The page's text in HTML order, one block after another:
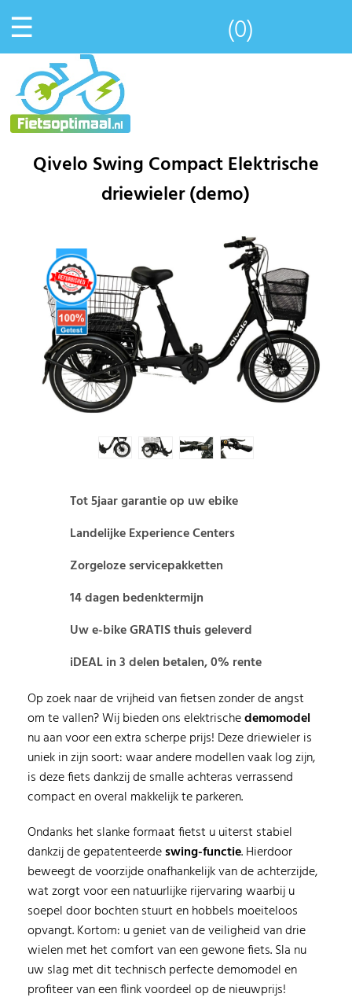
☰ (0)
Qivelo Swing Compact Elektrische
driewieler (demo)
Tot 5jaar garantie op uw ebike
Landelijke Experience Centers
Zorgeloze servicepakketten
14 dagen bedenktermijn
Uw e-bike GRATIS thuis geleverd
iDEAL in 3 delen betalen, 0% rente
Op zoek naar de vrijheid van fietsen zonder de angst
om te vallen? Wij bieden ons elektrischedemomodel
nu aan voor een extra scherpe prijs! Deze driewieler is
uniek in zijn soort: waar andere modellen vaak log zijn,
is deze fiets dankzij de smalle achteras verrassend
compact en overal makkelijk te parkeren.
Ondanks het slanke formaat fietst u uiterst stabiel
dankzij de gepatenteerdeswing-functie. Hierdoor
beweegt de voorzijde onafhankelijk van de achterzijde,
wat zorgt voor een natuurlijke rijervaring waarbij u
soepel door bochten stuurt en hobbels moeiteloos
opvangt. Kortom: u geniet van de veiligheid van drie
wielen met het comfort van een gewone fiets. Sla nu
uw slag met dit technisch perfecte demomodel en
profiteer van een flink voordeel op de nieuwprijs!